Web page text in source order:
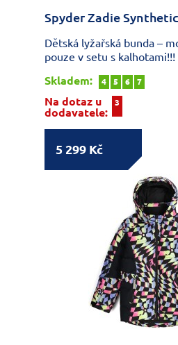
Spyder Zadie
Dětská lyžařská bunda –
pouze v setu s kalhotami!!!
Skladem:
4 5 6 7
Na dotaz u
dodavatele:
3
5 299 Kč